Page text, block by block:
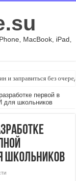
MacBook, iPad,
и заправиться без
первой в
для школьников
школьников